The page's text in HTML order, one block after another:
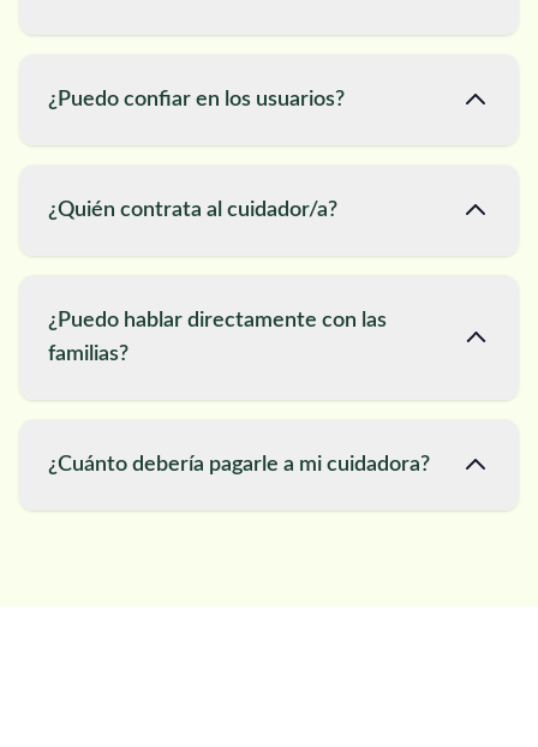
¿Puedo confiar en los usuarios?
¿Quién contrata al cuidador/a?
¿Puedo hablar directamente con las
familias?
¿Cuánto debería pagarle a mi cuidadora?